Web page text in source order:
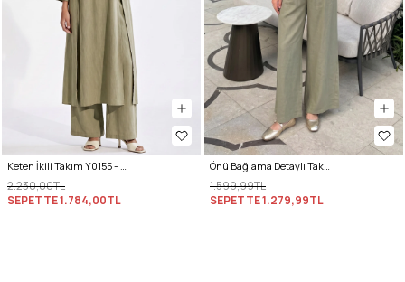
Keten İkili Takım Y0155 - AÇIK HAKİ
2.230,00TL
SEPETTE1.784,00TL
Önü Bağlama Detaylı Takım Y0143 - HAKİ
1.599,99TL
SEPETTE1.279,99TL